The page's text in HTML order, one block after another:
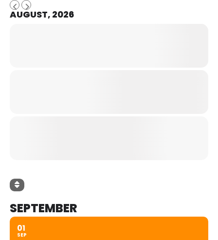
AUGUST, 2026
SEPTEMBER
01
SEP